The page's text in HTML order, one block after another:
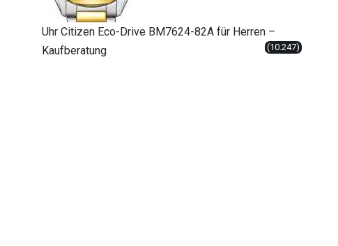
Uhr Citizen Eco-Drive BM7624-82A für Herren –
Kaufberatung
(10.247)